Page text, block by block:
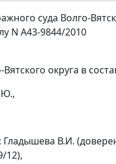
суда Волго-
N А43-9844/2010
округа в
В.И.
12),